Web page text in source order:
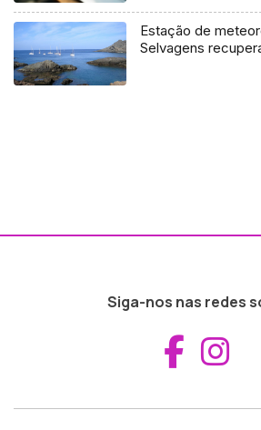
Estação de
Selvagens
Siga-nos nas redes